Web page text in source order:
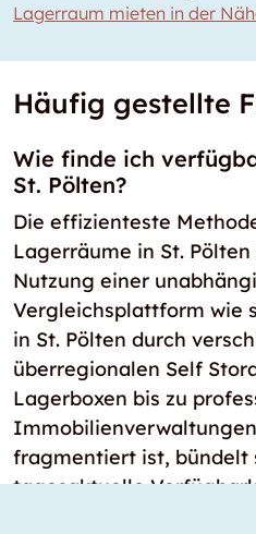
Lagerraum mieten in der
Häufig gestellte
Wie finde ich
St. Pölten?
Die effizienteste
Lagerräume in St.
Nutzung einer
Vergleichsplattform wie
in St. Pölten durch
überregionalen Self
Lagerboxen bis zu
fragmentiert ist, bündelt
tagesaktuelle